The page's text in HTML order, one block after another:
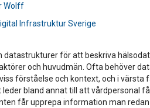
Wolff
Infrastruktur Sverige
datastrukturer för att beskriva
och huvudmän. Ofta behöver
förståelse och kontext, och i värsta
bland annat till att vårdpersonal
får upprepa information man